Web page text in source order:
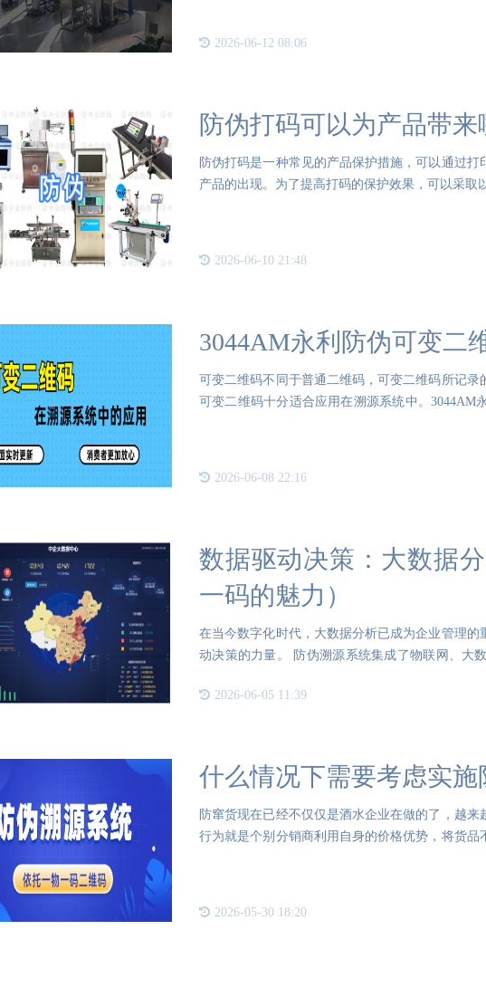
2026-06-12 08:06
防伪打码可以为产品带来
防伪打码是一种常见的产品保护措施，可以通过
产品的出现。为了提高打码的保护效果，可以采
2026-06-10 21:48
3044AM永利防伪可变二
可变二维码不同于普通二维码，可变二维码所记录
可变二维码十分适合应用在溯源系统中。3044AM
2026-06-08 22:16
数据驱动决策：大数据
一码的魅力）
在当今数字化时代，大数据分析已成为企业管理
动决策的力量。 防伪溯源系统集成了物联网、大
2026-06-05 11:39
什么情况下需要考虑实施
防窜货现在已经不仅仅是酒水企业在做的了，越
行为就是个别分销商利用自身的价格优势，将货
2026-05-30 18:20